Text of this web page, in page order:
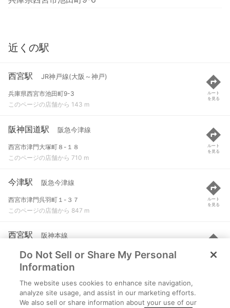
近くの駅
西宮駅 JR神戸線(大阪～神戸)
兵庫県西宮市池田町9-3
このページの店舗から 143 m
ルート
を見る
阪神国道駅 阪急今津線
西宮市津門大塚町８-１８
このページの店舗から 710 m
ルート
を見る
今津駅 阪急今津線
西宮市津門呉羽町１-３７
このページの店舗から 847 m
ルート
を見る
西宮駅 阪神本線
兵庫県西宮市田中町
このページの店舗から 884 m
ルート
を見る
今津駅 阪神本線
西宮市津門呉羽町１-３７
Do Not Sell or Share My Personal
Information
The website uses cookies to enhance site navigation,
analyze site usage, and assist in our marketing efforts.
We also sell or share information about your use of our